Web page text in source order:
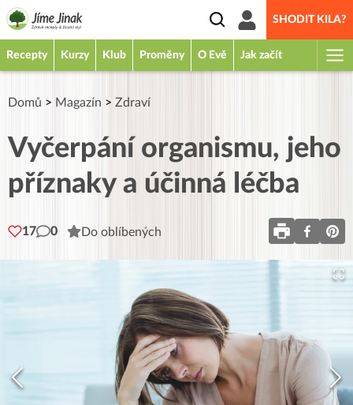
SHODIT KILA?
Recepty Kurzy Klub Proměny O Evě Jak začít
Domů > Magazín > Zdraví
Vyčerpání organismu, jeho
příznaky a účinná léčba
17 0 Do oblíbených